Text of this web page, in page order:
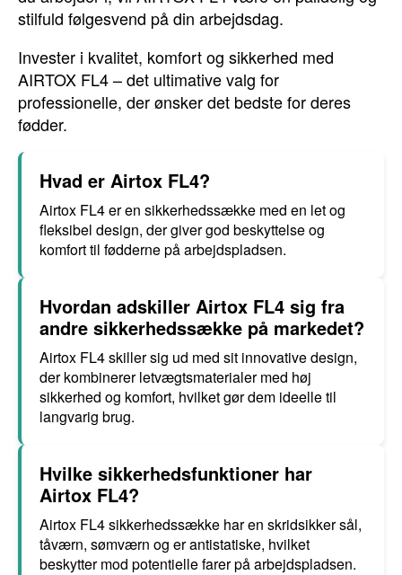
stilfuld følgesvend på din arbejdsdag.
Invester i kvalitet, komfort og sikkerhed med
AIRTOX FL4 – det ultimative valg for
professionelle, der ønsker det bedste for deres
fødder.
Hvad er Airtox FL4?
Airtox FL4 er en sikkerhedssække med en let og
fleksibel design, der giver god beskyttelse og
komfort til fødderne på arbejdspladsen.
Hvordan adskiller Airtox FL4 sig fra
andre sikkerhedssække på markedet?
Airtox FL4 skiller sig ud med sit innovative design,
der kombinerer letvægtsmaterialer med høj
sikkerhed og komfort, hvilket gør dem ideelle til
langvarig brug.
Hvilke sikkerhedsfunktioner har
Airtox FL4?
Airtox FL4 sikkerhedssække har en skridsikker sål,
tåværn, sømværn og er antistatiske, hvilket
beskytter mod potentielle farer på arbejdspladsen.